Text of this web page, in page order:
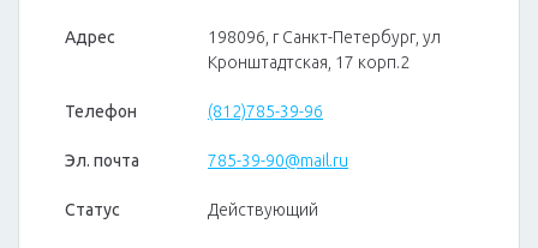
Адрес
198096, г Санкт-Петербург, ул
Кронштадтская, 17 корп.2
Телефон (812)785-39-96
Эл. почта 785-39-90@mail.ru
Статус Действующий